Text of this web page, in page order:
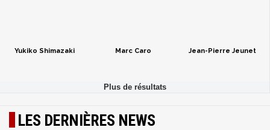
Yukiko Shimazaki Marc Caro Jean-Pierre Jeunet
LES DERNIÈRES NEWS